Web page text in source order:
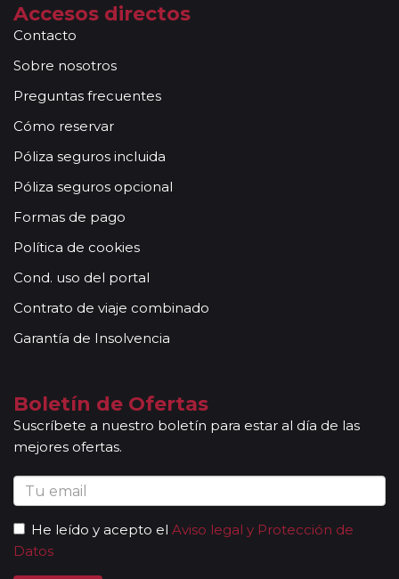
Accesos directos
Contacto
Sobre nosotros
Preguntas frecuentes
Cómo reservar
Póliza seguros incluida
Póliza seguros opcional
Formas de pago
Política de cookies
Cond. uso del portal
Contrato de viaje combinado
Garantía de Insolvencia
Boletín de Ofertas
Suscríbete a nuestro boletín para estar al día de las
mejores ofertas.
He leído y acepto el Aviso legal y Protección de
Datos